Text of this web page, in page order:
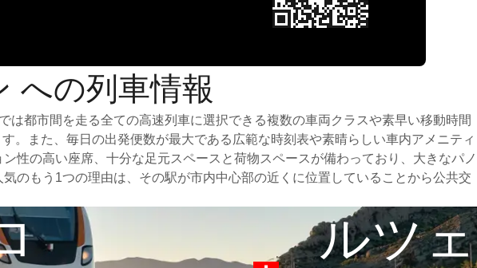
への列車情報
都市間を走る全ての高速列車に選択できる複数の車両クラスや素早い移動時間
。また、毎日の出発便数が最大である広範な時刻表や素晴らしい車内アメニティ
性の高い座席、十分な足元スペースと荷物スペースが備わっており、大きなパノ
のもう1つの理由は、その駅が市内中心部の近くに位置していることから公共交
ルツェ